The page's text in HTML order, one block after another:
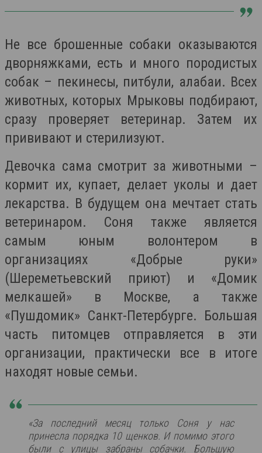
Не все брошенные собаки оказываются
дворняжками, есть и много породистых
собак – пекинесы, питбули, алабаи. Всех
животных, которых Мрыковы подбирают,
сразу проверяет ветеринар. Затем их
прививают и стерилизуют.
Девочка сама смотрит за животными –
кормит их, купает, делает уколы и дает
лекарства. В будущем она мечтает стать
ветеринаром. Соня также является
самым юным волонтером в
организациях «Добрые руки»
(Шереметьевский приют) и «Домик
мелкашей» в Москве, а также
«Пушдомик» Санкт-Петербурге. Большая
часть питомцев отправляется в эти
организации, практически все в итоге
находят новые семьи.
«За последний месяц только Соня у нас
принесла порядка 10 щенков. И помимо этого
были с улицы забраны собачки. Большую